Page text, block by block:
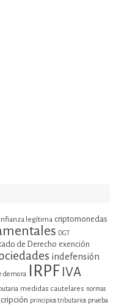
legítima criptomonedas
DGT
de Derecho exención
indefensión
demora IRPF IVA
medidas cautelares normas
principios tributarios prueba